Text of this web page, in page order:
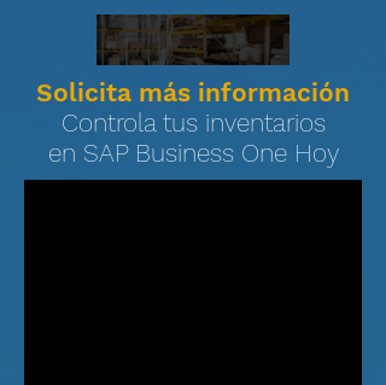
Solicita más información
Controla tus inventarios
en SAP Business One Hoy